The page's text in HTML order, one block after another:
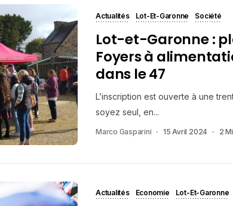
Actualités Lot-Et-Garonne Société
Lot-et-Garonne :
Foyers à
dans le 47
L’inscription est ouverte à une
soyez seul, en...
Marco Gasparini 15 Avril 2024 2
Actualités Economie Lot-Et-Garonne